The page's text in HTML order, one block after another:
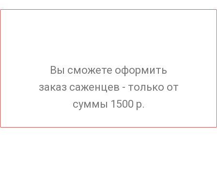
Вы сможете оформить
заказ саженцев - только от
суммы 1500 р.